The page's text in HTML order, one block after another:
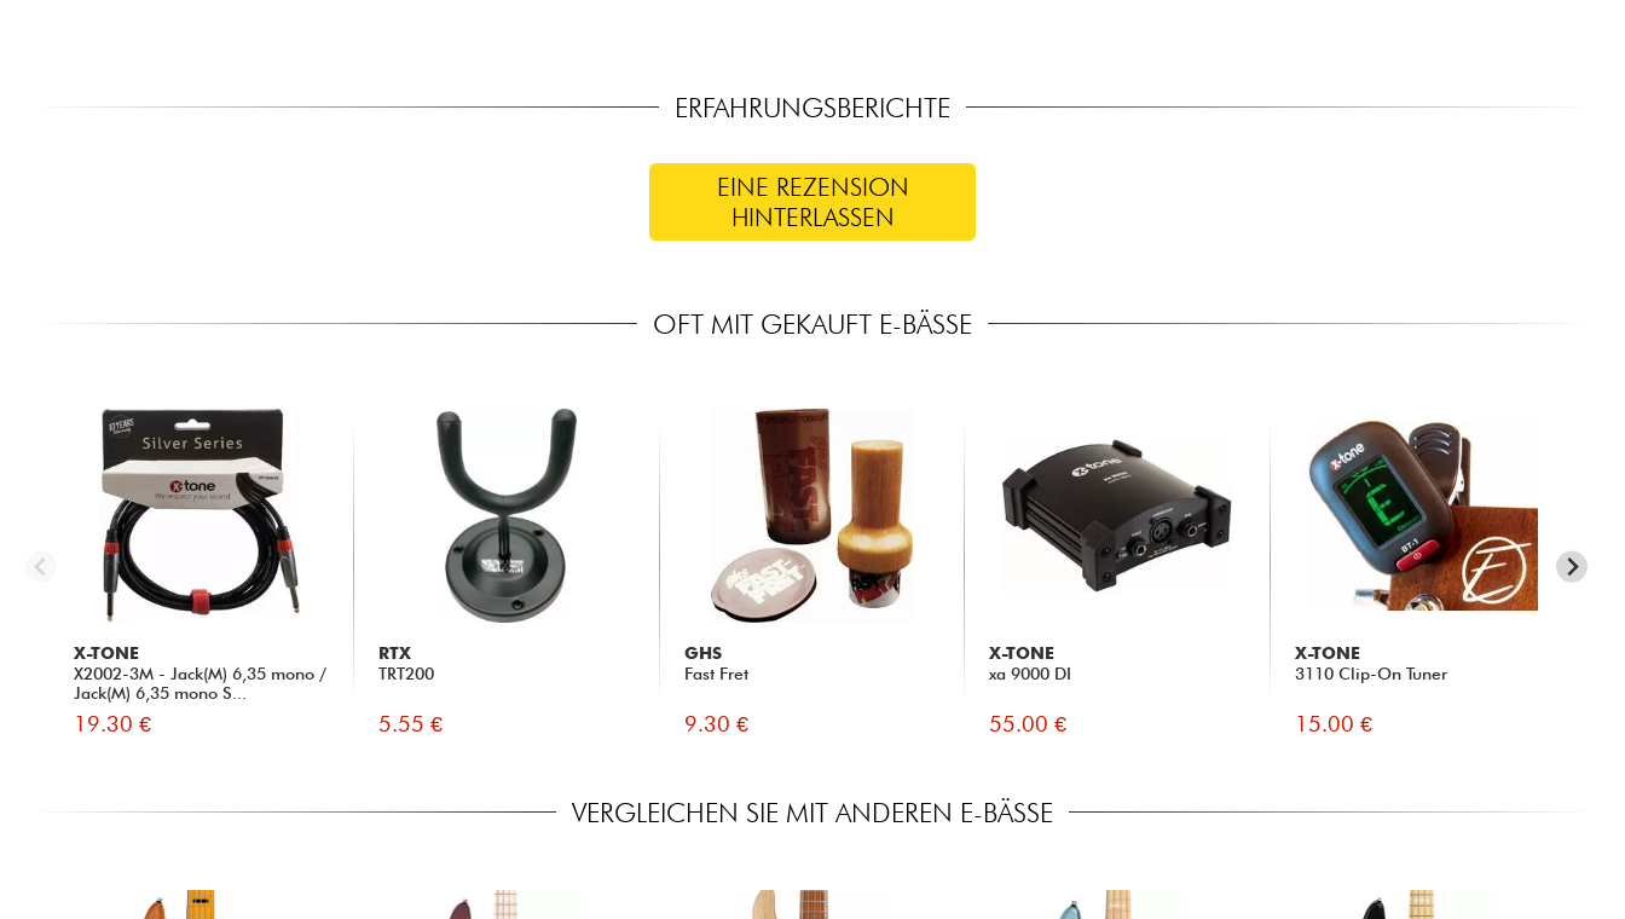
ERFAHRUNGSBERICHTE
EINE REZENSION
HINTERLASSEN
OFT MIT GEKAUFT E-BÄSSE
X-TONE
X2002-3M - Jack(M) 6,35 mono /
Jack(M) 6,35 mono S...
19.30 €
RTX
TRT200
5.55 €
GHS
Fast Fret
9.30 €
X-TONE
xa 9000 DI
55.00 €
X-TONE
3110 Clip-On Tuner
15.00 €
VERGLEICHEN SIE MIT ANDEREN E-BÄSSE